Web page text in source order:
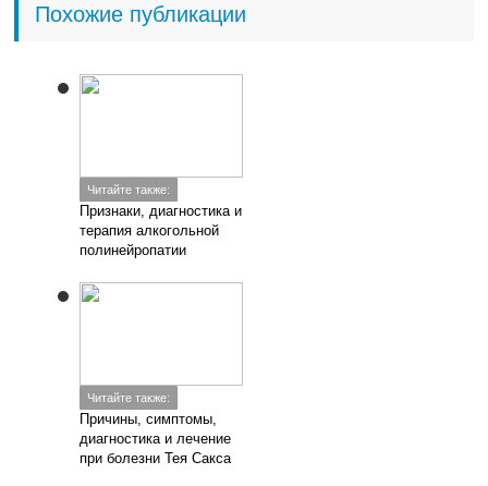
Похожие публикации
Читайте также:
Признаки, диагностика и
терапия алкогольной
полинейропатии
Читайте также:
Причины, симптомы,
диагностика и лечение
при болезни Тея Сакса